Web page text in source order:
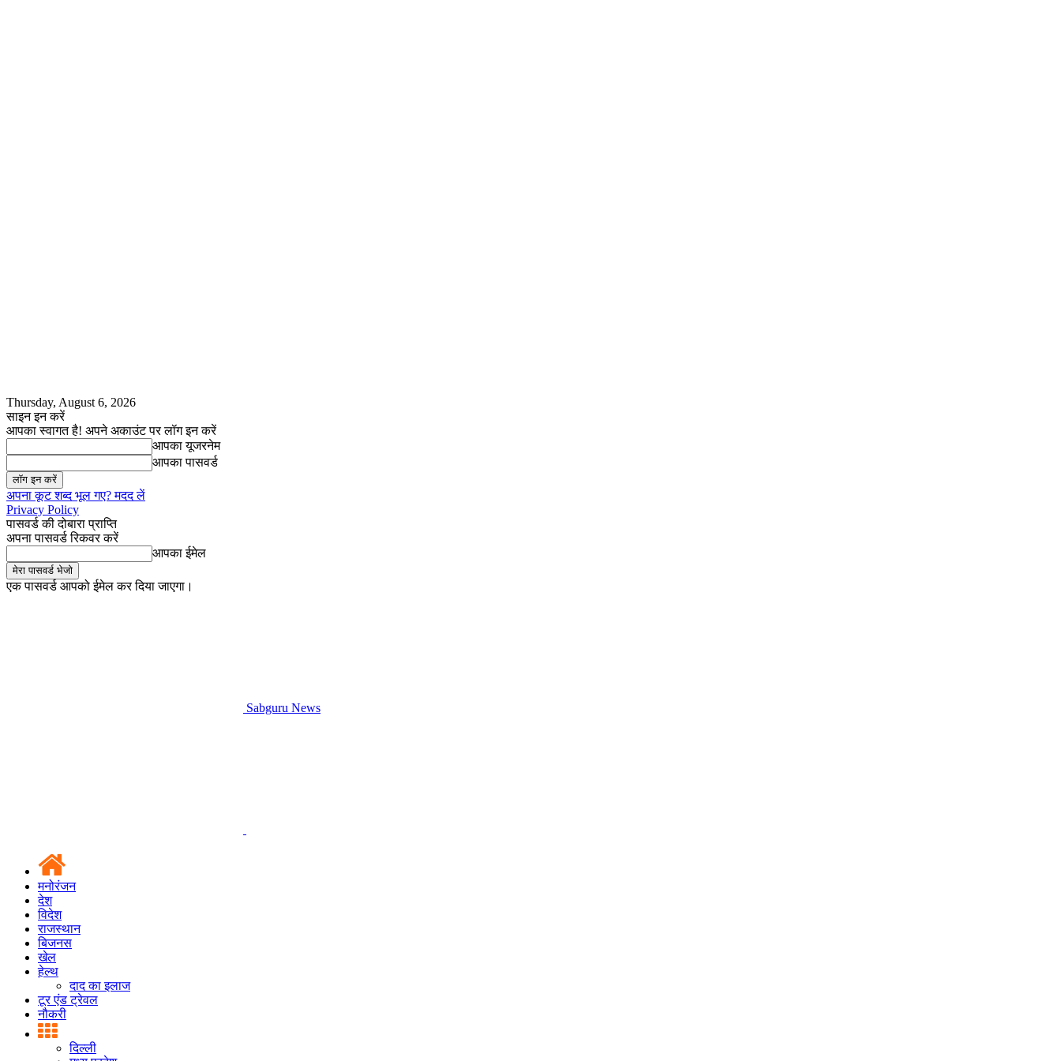
Thursday, August 6, 2026
साइन इन करें
आपका स्वागत है! अपने अकाउंट पर लॉग इन करें
आपका यूजरनेम
आपका पासवर्ड
अपना कूट शब्द भूल गए? मदद लें
Privacy Policy
पासवर्ड की दोबारा प्राप्ति
अपना पासवर्ड रिकवर करें
आपका ईमेल
एक पासवर्ड आपको ईमेल कर दिया जाएगा।
Sabguru News
मनोरंजन
देश
विदेश
राजस्थान
बिजनस
खेल
हेल्थ
दाद का इलाज
टूर एंड ट्रेवल
नौकरी
दिल्ली